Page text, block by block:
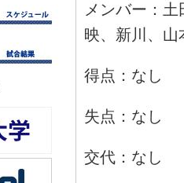
メンバー：
映、新川、山
得点：なし
失点：なし
交代：なし